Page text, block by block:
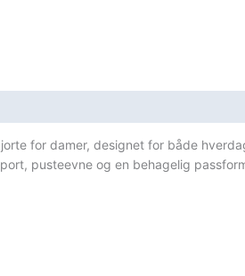
for damer, designet for både
pusteevne og en behagelig